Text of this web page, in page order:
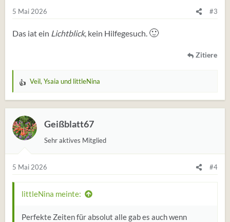
e
n
:
5 Mai 2026 #3
Das iat ein Lichtblick, kein Hilfegesuch. 🙂
Zitiere
W
r
t
u
n
e
n
Veil, Ysaia und littleNina
Geißblatt67
Sehr aktives Mitglied
5 Mai 2026 #4
littleNina meinte:
Perfekte Zeiten für absolut alle gab es auch wenn